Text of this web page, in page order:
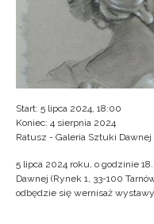
Start: 5 lipca 2024, 18:00
Koniec: 4 sierpnia 2024
Ratusz - Galeria Sztuki Dawnej
5 lipca 2024 roku, o godzinie
Dawnej (Rynek 1, 33-100
odbędzie się wernisaż